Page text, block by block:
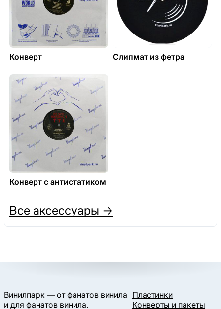
Конверт Слипмат из фетра
Конверт с антистатиком
Все аксессуары →
Винилпарк — от фанатов винила
и для фанатов винила.
Пластинки
Конверты и пакеты